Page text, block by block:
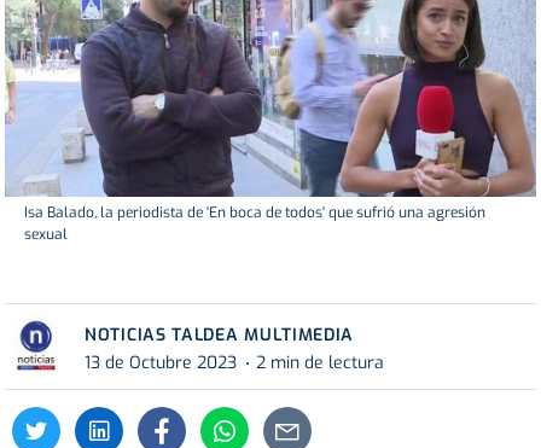
Isa Balado, la periodista de 'En boca de todos' que sufrió una agresión
sexual
NOTICIAS TALDEA MULTIMEDIA
13 de Octubre 2023
2 min de lectura